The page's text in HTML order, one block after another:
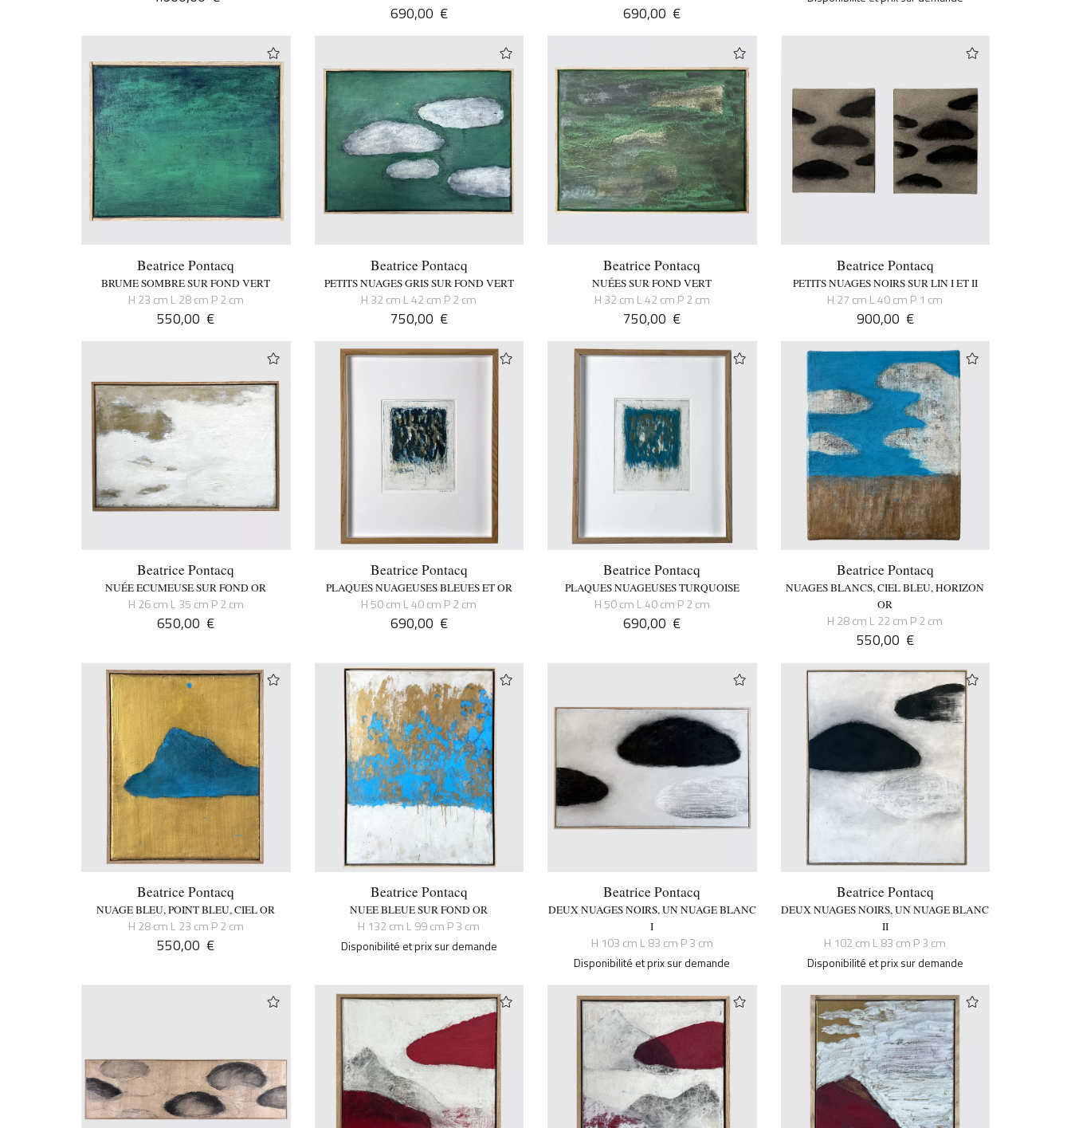
690,00 € 690,00 €
Beatrice Pontacq
BRUME SOMBRE SUR FOND VERT
H 23 cm L 28 cm P 2 cm
550,00 €
Beatrice Pontacq
PETITS NUAGES GRIS SUR FOND VERT
H 32 cm L 42 cm P 2 cm
750,00 €
Beatrice Pontacq
NUÉES SUR FOND VERT
H 32 cm L 42 cm P 2 cm
750,00 €
Beatrice Pontacq
PETITS NUAGES NOIRS SUR LIN I ET II
H 27 cm L 40 cm P 1 cm
900,00 €
Beatrice Pontacq
NUÉE ECUMEUSE SUR FOND OR
H 26 cm L 35 cm P 2 cm
650,00 €
Beatrice Pontacq
PLAQUES NUAGEUSES BLEUES ET OR
H 50 cm L 40 cm P 2 cm
690,00 €
Beatrice Pontacq
PLAQUES NUAGEUSES TURQUOISE
H 50 cm L 40 cm P 2 cm
690,00 €
Beatrice Pontacq
NUAGES BLANCS, CIEL BLEU, HORIZON
OR
H 28 cm L 22 cm P 2 cm
550,00 €
Beatrice Pontacq
NUAGE BLEU, POINT BLEU, CIEL OR
H 28 cm L 23 cm P 2 cm
550,00 €
Beatrice Pontacq
NUEE BLEUE SUR FOND OR
H 132 cm L 99 cm P 3 cm
Disponibilité et prix sur demande
Beatrice Pontacq
DEUX NUAGES NOIRS, UN NUAGE BLANC
I
H 103 cm L 83 cm P 3 cm
Disponibilité et prix sur demande
Beatrice Pontacq
DEUX NUAGES NOIRS, UN NUAGE BLANC
II
H 102 cm L 83 cm P 3 cm
Disponibilité et prix sur demande